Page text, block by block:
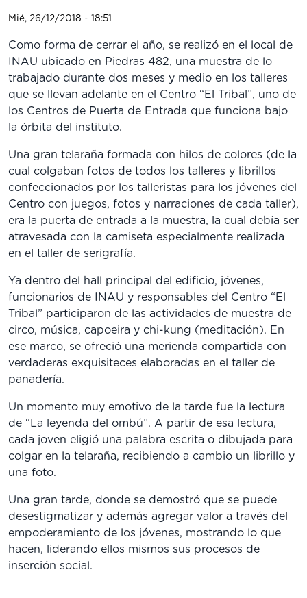
Mié, 26/12/2018 - 18:51
Como forma de cerrar el año, se realizó en el local de
INAU ubicado en Piedras 482, una muestra de lo
trabajado durante dos meses y medio en los talleres
que se llevan adelante en el Centro “El Tribal”, uno de
los Centros de Puerta de Entrada que funciona bajo
la órbita del instituto.
Una gran telaraña formada con hilos de colores (de la
cual colgaban fotos de todos los talleres y librillos
confeccionados por los talleristas para los jóvenes del
Centro con juegos, fotos y narraciones de cada taller),
era la puerta de entrada a la muestra, la cual debía ser
atravesada con la camiseta especialmente realizada
en el taller de serigrafía.
Ya dentro del hall principal del edificio, jóvenes,
funcionarios de INAU y responsables del Centro “El
Tribal” participaron de las actividades de muestra de
circo, música, capoeira y chi-kung (meditación). En
ese marco, se ofreció una merienda compartida con
verdaderas exquisiteces elaboradas en el taller de
panadería.
Un momento muy emotivo de la tarde fue la lectura
de “La leyenda del ombú”. A partir de esa lectura,
cada joven eligió una palabra escrita o dibujada para
colgar en la telaraña, recibiendo a cambio un librillo y
una foto.
Una gran tarde, donde se demostró que se puede
desestigmatizar y además agregar valor a través del
empoderamiento de los jóvenes, mostrando lo que
hacen, liderando ellos mismos sus procesos de
inserción social.